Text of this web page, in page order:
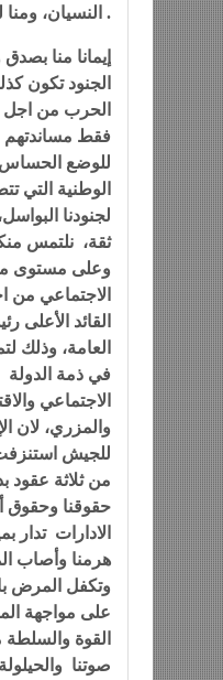
النسيان، ومنا لكم الكثير من الامتنان .
إيمانا منا
الجنود تكون
الحرب من اجل
فقط مساندتهم
للوضع الحساس
الوطنية التي
لجنودنا
ثقة، نلتمس
وعلى مستوى
الاجتماعي من
القائد الأعلى
العامة، وذلك
في ذمة الدولة
الاجتماعي
والمزري، لان
للجيش
من ثلاثة
حقوقنا وحقوق
الادارات تدار
هرمنا وأصاب
وتكفل المرض
على مواجهة
القوة
صوتنا